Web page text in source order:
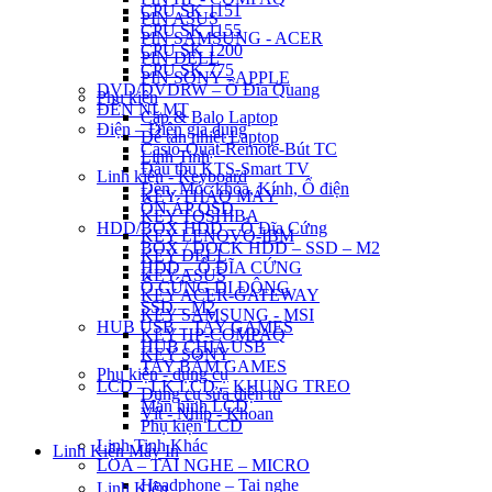
CPU SK 1151
CPU SK 1155
CPU SK 1200
CPU SK 775
DVD/DVDRW – Ổ Đĩa Quang
ĐÈN NLMT
Điện – Điện gia dụng
Casio-Quạt-Remote-Bút TC
Đầu thu KTS-Smart TV
Đèn, Móc khóa, Kính, Ổ điện
ỔN ÁP QSD
HDD/BOX HDD – Ổ Đĩa Cứng
BOX / DOCK HDD – SSD – M2
HDD – Ổ ĐĨA CỨNG
Ổ CỨNG DI ĐỘNG
SSD – M2
HUB USB – TAY GAMES
HUB CHIA USB
TAY BẤM GAMES
LCD – LK LCD – KHUNG TREO
Màn hình LCD
Phụ kiện LCD
Linh Tinh Khác
LOA – TAI NGHE – MICRO
Headphone – Tai nghe
PIN ASUS
PIN SAMSUNG - ACER
PIN DELL
PIN SONY - APPLE
Phụ kiện
Cặp & Balo Laptop
Đế tản nhiệt Laptop
Linh Tinh
Linh kiện - Keyboard
KEY THÁO MÁY
KEY TOSHIBA
KEY LENOVO-IBM
KEY DELL
KEY ASUS
KEY ACER-GATEWAY
KEY SAMSUNG - MSI
KEY HP-COMPAQ
KEY SONY
Phụ kiện - dụng cụ
Dụng cụ sửa điện tử
Vít - Nhíp - Khoan
Linh Kiện Máy In